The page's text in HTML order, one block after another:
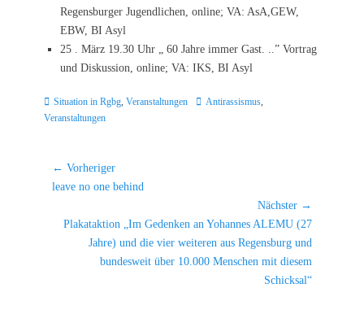
Regensburger Jugendlichen, online; VA: AsA,GEW,
EBW, BI Asyl
25 . März 19.30 Uhr „ 60 Jahre immer Gast. ..” Vortrag
und Diskussion, online; VA: IKS, BI Asyl
Kategorien
Situation in Rgbg, Veranstaltungen Schlagworte
Antirassismus,
Veranstaltungen
Beitragsnavigation
← Vorheriger
Vorheriger
leave no one behind
Nächster →
Nächster
Plakataktion „Im Gedenken an Yohannes ALEMU (27
Jahre) und die vier weiteren aus Regensburg und
bundesweit über 10.000 Menschen mit diesem
Schicksal“